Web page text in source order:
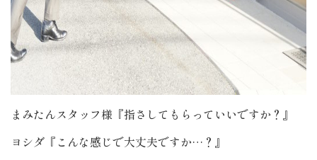
まみたんスタッフ様『指さしてもらっていいですか？』
ヨシダ『こんな感じで大丈夫ですか…？』